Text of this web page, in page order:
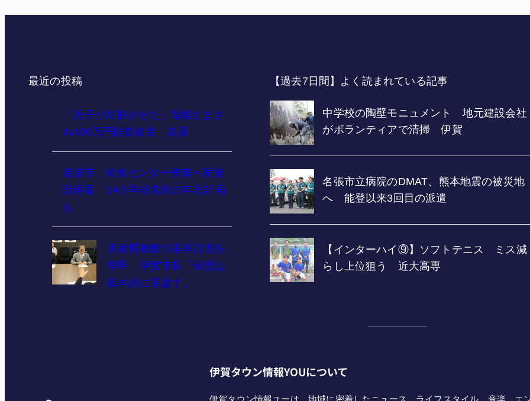
最近の投稿
「息子が妊娠させた」母娘だまさ
れ400万円詐欺被害 名張
名張市、給食センター整備へ実施
計画案 14小学校集約の年次計画
も
美術博物館の基本計画を
答申 伊賀市長「構想は
抜本的に見直す」
【過去7日間】よく読まれている記事
伊賀タウン情報YOUについて
伊賀タウン情報ユーは、地域に密着したニュース、ライフスタイル、音楽、エ